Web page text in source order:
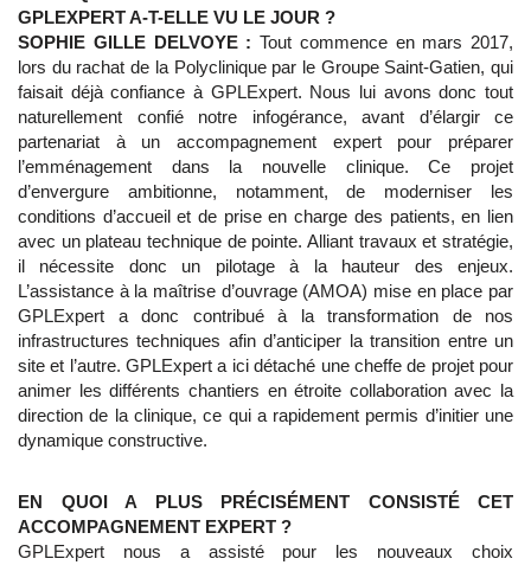
GPLEXPERT A-T-ELLE VU LE JOUR ?
SOPHIE GILLE DELVOYE : Tout commence en mars 2017,
lors du rachat de la Polyclinique par le Groupe Saint-Gatien, qui
faisait déjà confiance à GPLExpert. Nous lui avons donc tout
naturellement confié notre infogérance, avant d’élargir ce
partenariat à un accompagnement expert pour préparer
l’emménagement dans la nouvelle clinique. Ce projet
d’envergure ambitionne, notamment, de moderniser les
conditions d’accueil et de prise en charge des patients, en lien
avec un plateau technique de pointe. Alliant travaux et stratégie,
il nécessite donc un pilotage à la hauteur des enjeux.
L’assistance à la maîtrise d’ouvrage (AMOA) mise en place par
GPLExpert a donc contribué à la transformation de nos
infrastructures techniques afin d’anticiper la transition entre un
site et l’autre. GPLExpert a ici détaché une cheffe de projet pour
animer les différents chantiers en étroite collaboration avec la
direction de la clinique, ce qui a rapidement permis d’initier une
dynamique constructive.
EN QUOI A PLUS PRÉCISÉMENT CONSISTÉ CET
ACCOMPAGNEMENT EXPERT ?
GPLExpert nous a assisté pour les nouveaux choix